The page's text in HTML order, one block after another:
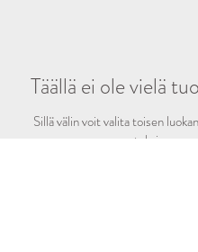
Täällä ei ole vielä
Sillä välin voit valita toisen
ostoksia.